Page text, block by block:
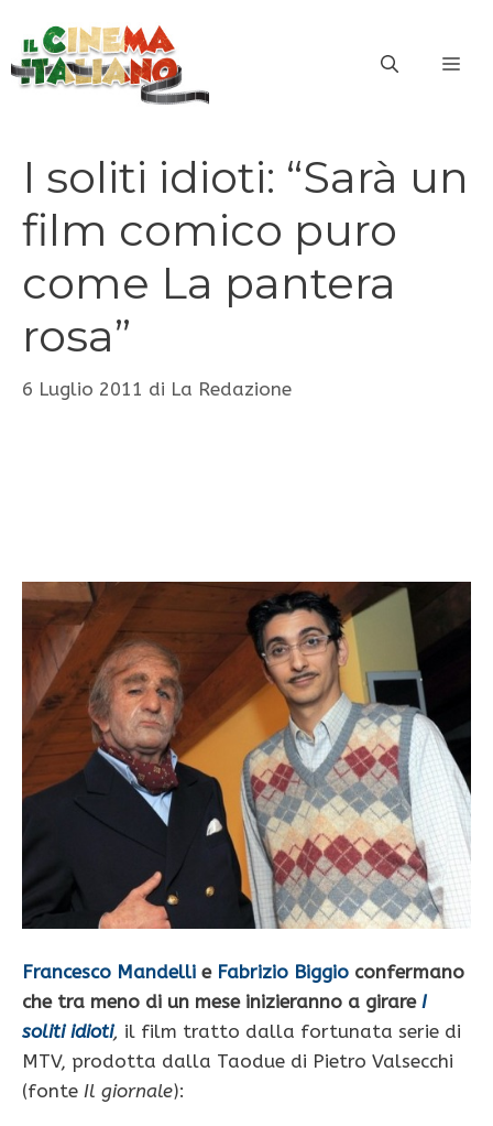
contenuto
I soliti idioti: “Sarà un
film comico puro
come La pantera
rosa”
6 Luglio 2011 di La Redazione
Francesco Mandelli e Fabrizio Biggio confermano
che tra meno di un mese inizieranno a girare I
soliti idioti, il film tratto dalla fortunata serie di
MTV, prodotta dalla Taodue di Pietro Valsecchi
(fonte Il giornale):